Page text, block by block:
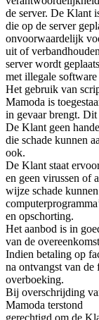
de server. De Klant
die op de server
onvoorwaardelijk
uit of
server wordt
met illegale
Het gebruik van
Mamoda is
in gevaar brengt.
De Klant geen
die schade kunnen
ook.
De Klant staat
en geen virussen of
wijze schade
en opschorting.
Het aanbod is in
van de
Indien betaling op
na ontvangst van
overboeking.
Bij overschrijding
Mamoda terstond
gerechtigd om de